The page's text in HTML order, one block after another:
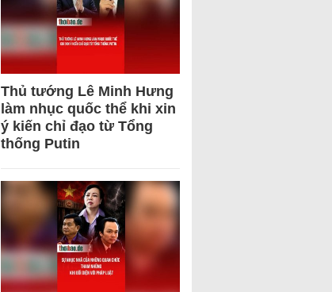
Thủ tướng Lê Minh Hưng
làm nhục quốc thể khi xin
ý kiến chỉ đạo từ Tổng
thống Putin